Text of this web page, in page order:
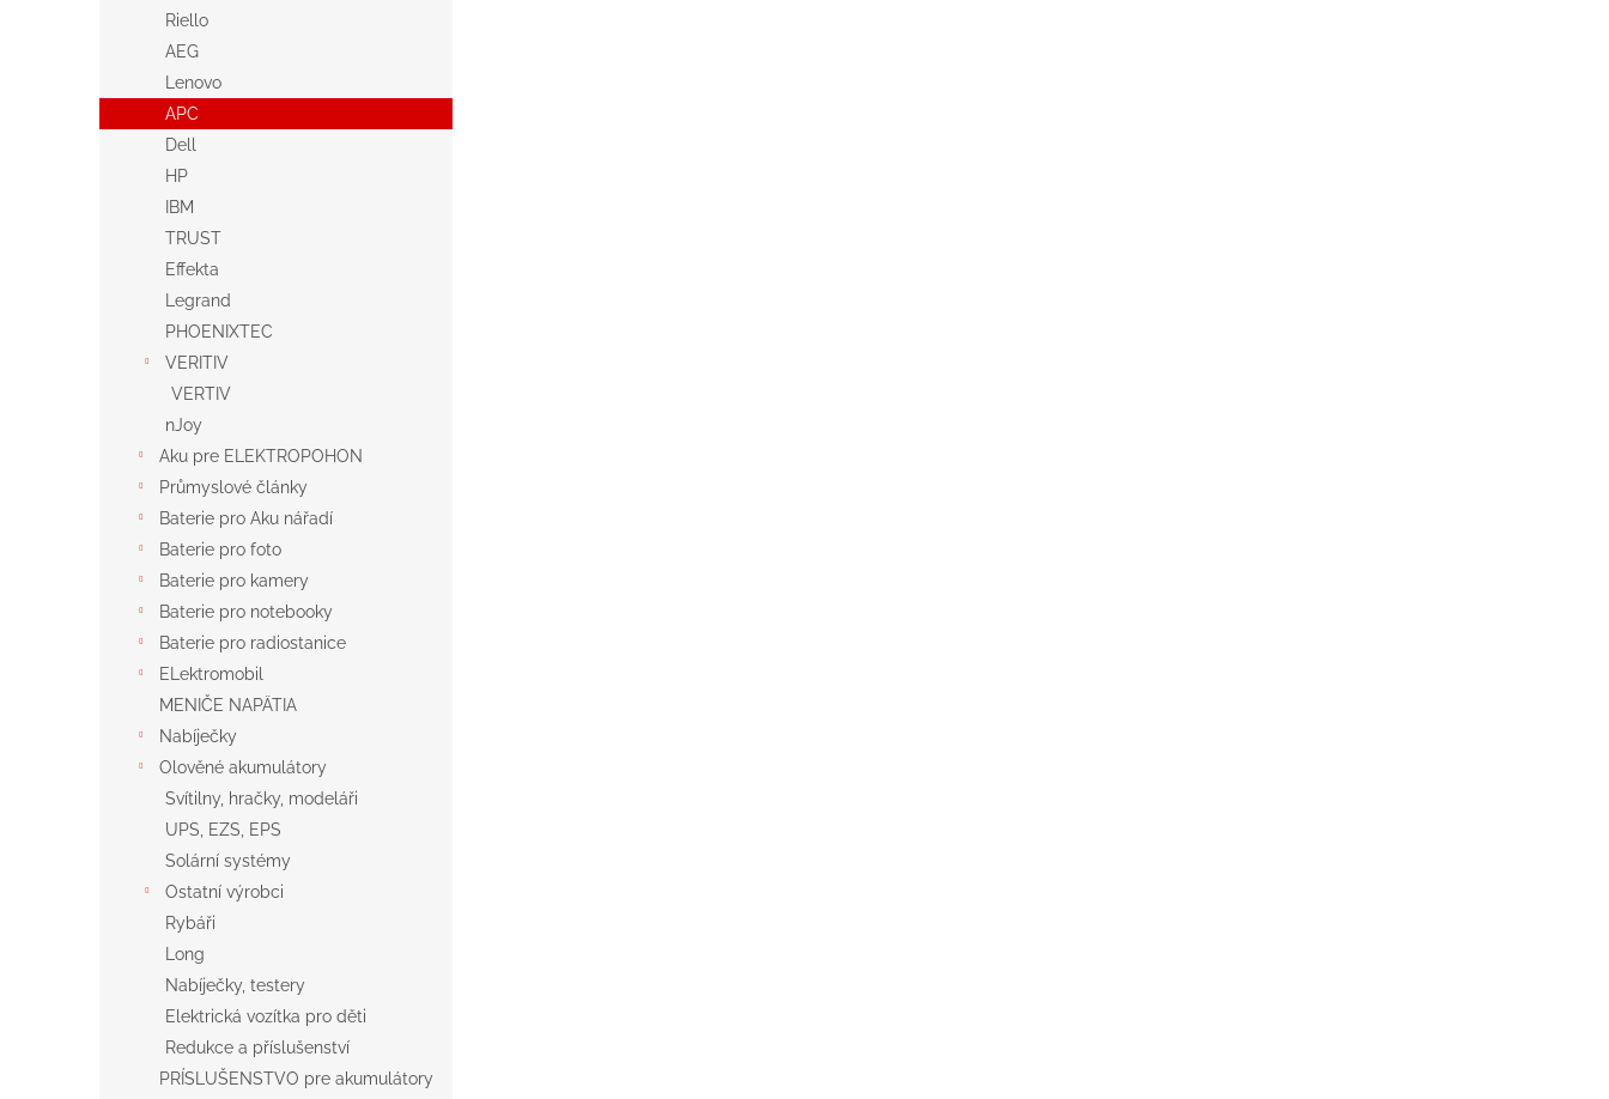
Riello
AEG
Lenovo
APC
Dell
HP
IBM
TRUST
Effekta
Legrand
PHOENIXTEC
VERITIV
VERTIV
nJoy
Aku pre ELEKTROPOHON
Průmyslové články
Baterie pro Aku nářadí
Baterie pro foto
Baterie pro kamery
Baterie pro notebooky
Baterie pro radiostanice
ELektromobil
MENIČE NAPÄTIA
Nabíječky
Olověné akumulátory
Svítilny, hračky, modeláři
UPS, EZS, EPS
Solární systémy
Ostatní výrobci
Rybáři
Long
Nabíječky, testery
Elektrická vozítka pro děti
Redukce a příslušenství
PRÍSLUŠENSTVO pre akumulátory